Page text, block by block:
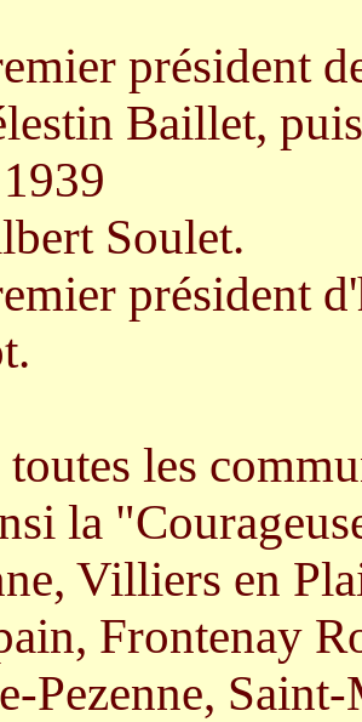
président
Baillet,
Soulet.
président
toutes les
la
Villiers en
Frontenay
Pezenne,